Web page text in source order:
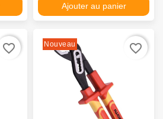
Ajouter au panier
favorite_border Nouveau favorite_border